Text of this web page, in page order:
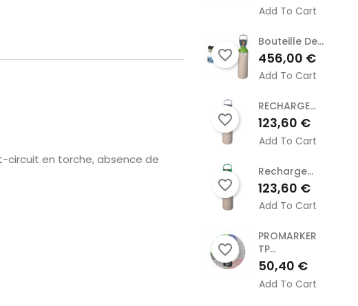
en torche, absence de
Add To Cart
Bouteille De...
Prix
456,00 €
Add To Cart
favorite_border
RECHARGE...
Prix
123,60 €
Add To Cart
favorite_border
Recharge...
Prix
123,60 €
Add To Cart
favorite_border
PROMARKER
TP...
Prix
50,40 €
Add To Cart
favorite_border